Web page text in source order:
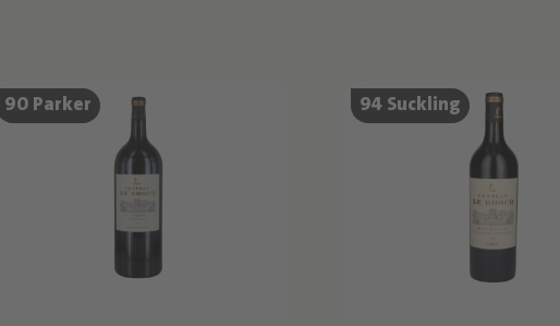
90 Parker 94 Suckling